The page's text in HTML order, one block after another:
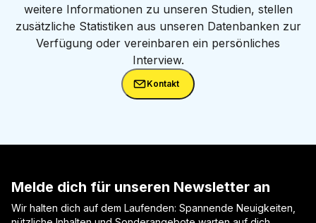
weitere Informationen zu unseren Studien, stellen
zusätzliche Statistiken aus unseren Datenbanken zur
Verfügung oder vereinbaren ein persönliches
Interview.
Kontakt
Melde dich für unseren Newsletter an
Wir halten dich auf dem Laufenden: Spannende Neuigkeiten,